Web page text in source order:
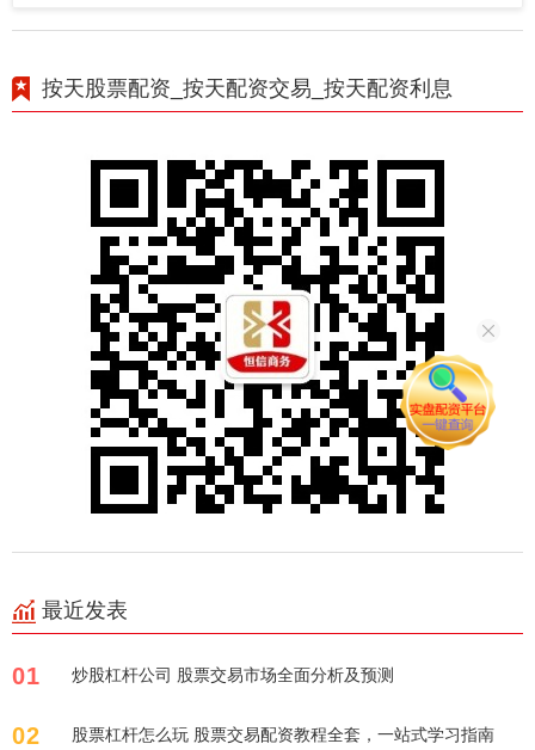
按天股票配资_按天配资交易_按天配资利息
最近发表
01 炒股杠杆公司 股票交易市场全面分析及预测
02 股票杠杆怎么玩 股票交易配资教程全套，一站式学习指南